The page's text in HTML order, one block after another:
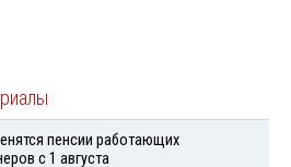
пенсии работающих
с 1 августа